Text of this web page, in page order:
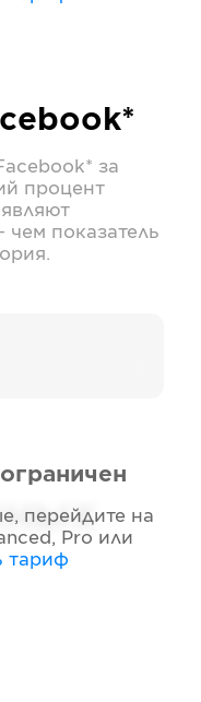
за
процент
чем показатель
перейдите на
Pro или
тариф